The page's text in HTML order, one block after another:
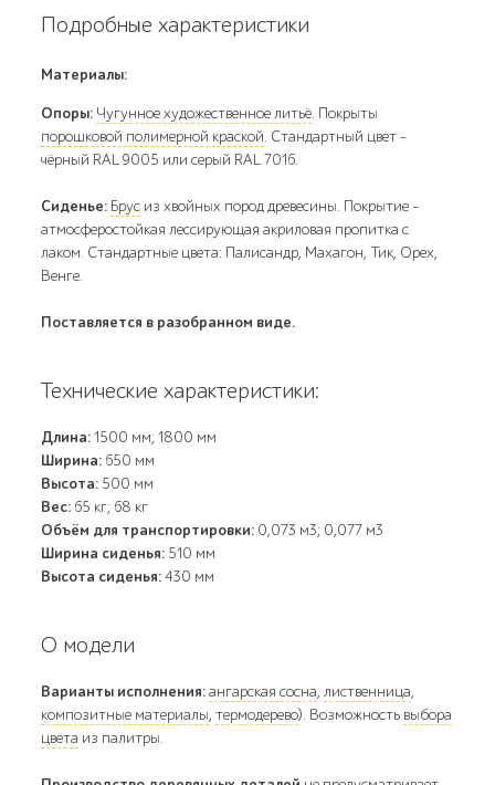
Подробные характеристики
Материалы:
Опоры: Чугунное художественное литьё. Покрыты
порошковой полимерной краской. Стандартный цвет –
чёрный RAL 9005 или серый RAL 7016.
Сиденье: Брус из хвойных пород древесины. Покрытие -
атмосферостойкая лессирующая акриловая пропитка с
лаком. Стандартные цвета: Палисандр, Махагон, Тик, Орех,
Венге.
Поставляется в разобранном виде.
Технические характеристики:
Длина:1500 мм; 1800 мм
Ширина: 650 мм
Высота: 500 мм
Вес: 65 кг; 68 кг
Объём для транспортировки: 0,073 м3; 0,077 м3
Ширина сиденья: 510 мм
Высота сиденья:430 мм
О модели
Варианты исполнения:ангарская сосна,лиственница,
композитные материалы,термодерево). Возможность выбора
цвета из палитры.